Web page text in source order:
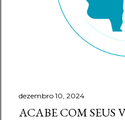
dezembro 10, 2024
ACABE COM SEUS